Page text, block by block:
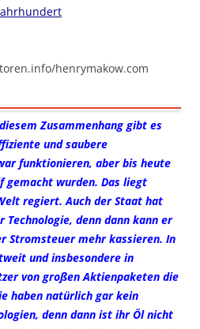
henrymakow.com
Zusammenhang gibt es
und saubere
funktionieren, aber bis heute
wurden. Das liegt
regiert. Auch der Staat hat
denn dann kann er
Stromsteuer mehr kassieren. In
und insbesondere in
von großen Aktienpaketen die
haben natürlich gar kein
denn dann ist ihr Öl nicht